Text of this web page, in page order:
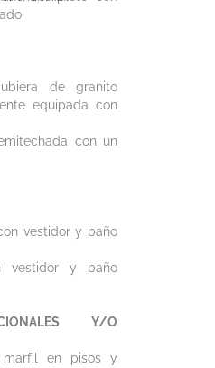
de granito
equipada con
con un
vestidor y baño
vestidor y baño
Y/O
en pisos y